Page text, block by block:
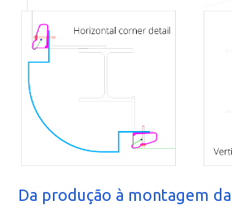
Da produção à montagem